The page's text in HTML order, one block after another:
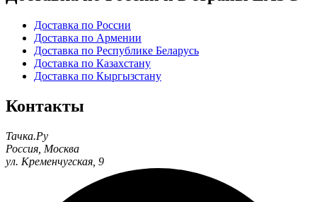
Доставка по России
Доставка по Армении
Доставка по Республике Беларусь
Доставка по Казахстану
Доставка по Кыргызстану
Контакты
Тачка.Ру
Россия Москва
ул. Кременчугская, 9